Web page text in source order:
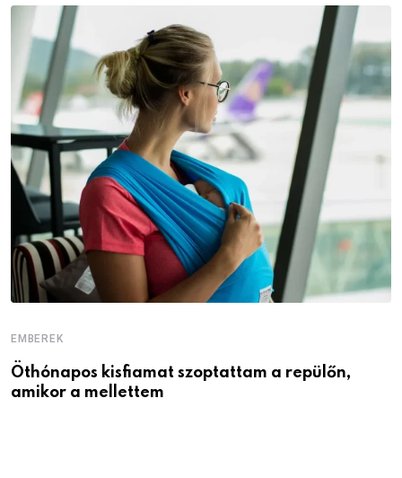
EMBEREK
Öthónapos kisfiamat szoptattam a repülőn,
amikor a mellettem